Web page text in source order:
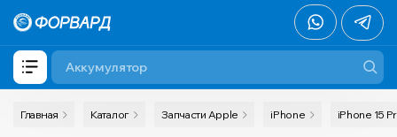
Главная Каталог Запчасти Apple iPhone iPhone 15